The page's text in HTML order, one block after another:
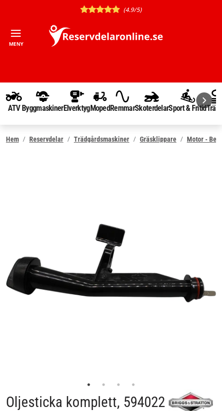
(4.9/5)
MENY
ATV ByggmaskinerElverktygMopedRemmarSkoterdelarSport & Fritid
Hem Reservdelar Trädgårdsmaskiner Gräsklippare Motor -
Oljesticka komplett, 594022